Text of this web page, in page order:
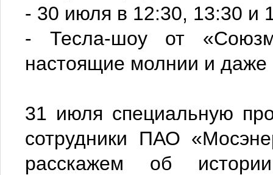
- 30 июля в 12:30, 13:30 и
- Тесла-шоу от
настоящие молнии и даже
31 июля специальную
сотрудники ПАО
расскажем об